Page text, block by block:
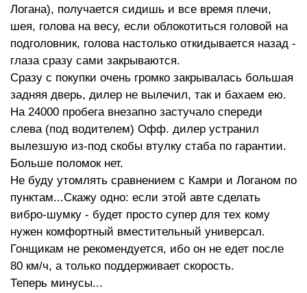
Логана), получается сидишь и все время плечи,
шея, голова на весу, если облокотиться головой на
подголовник, голова настолько откидывается назад -
глаза сразу сами закрываются.
Сразу с покупки очень громко закрывалась большая
задняя дверь, дилер не вылечил, так и бахаем ею.
На 24000 пробега внезапно застучало спереди
слева (под водителем) Офф. дилер устранил
вылезшую из-под скобы втулку стаба по гарантии.
Больше поломок нет.
Не буду утомлять сравнением с Камри и Логаном по
пунктам...Скажу одно: если этой авте сделать
вибро-шумку - будет просто супер для тех кому
нужен комфортный вместительный универсал.
Гонщикам не рекомендуется, ибо он не едет после
80 км/ч, а только поддерживает скорость.
Теперь минусы...